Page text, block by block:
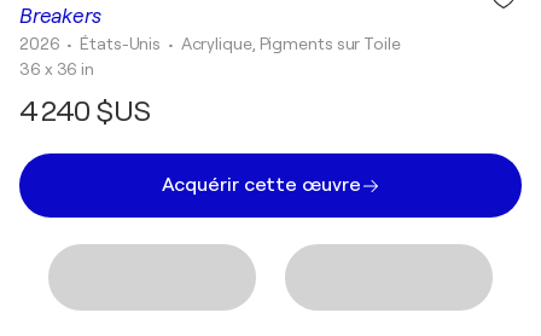
Breakers
2026 • États-Unis • Acrylique, Pigments sur Toile
36 x 36 in
4 240 $US
Acquérir cette œuvre